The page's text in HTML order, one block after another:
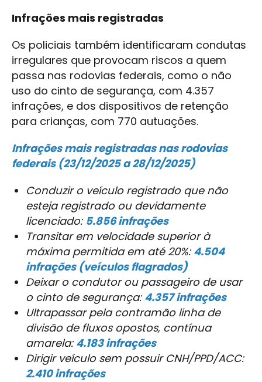
Infrações mais registradas
Os policiais também identificaram condutas
irregulares que provocam riscos a quem
passa nas rodovias federais, como o não
uso do cinto de segurança, com 4.357
infrações, e dos dispositivos de retenção
para crianças, com 770 autuações.
Infrações mais registradas nas rodovias
federais (23/12/2025 a 28/12/2025)
Conduzir o veículo registrado que não
esteja registrado ou devidamente
licenciado: 5.856 infrações
Transitar em velocidade superior à
máxima permitida em até 20%: 4.504
infrações (veículos flagrados)
Deixar o condutor ou passageiro de usar
o cinto de segurança: 4.357 infrações
Ultrapassar pela contramão linha de
divisão de fluxos opostos, contínua
amarela: 4.183 infrações
Dirigir veículo sem possuir CNH/PPD/ACC:
2.410 infrações